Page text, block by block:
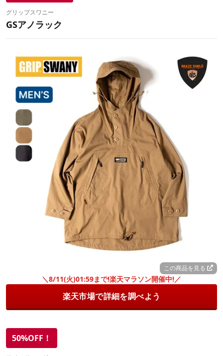
グリップスワニー
GSアノラック
この商品を見る
＼8/11(火)01:59まで!楽天マラソン開催中!／
楽天市場で詳細を調べよう
50%OFF！